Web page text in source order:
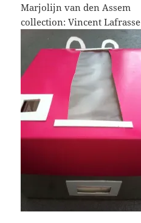
Marjolijn van den Assem
collection: Vincent Lafrasse